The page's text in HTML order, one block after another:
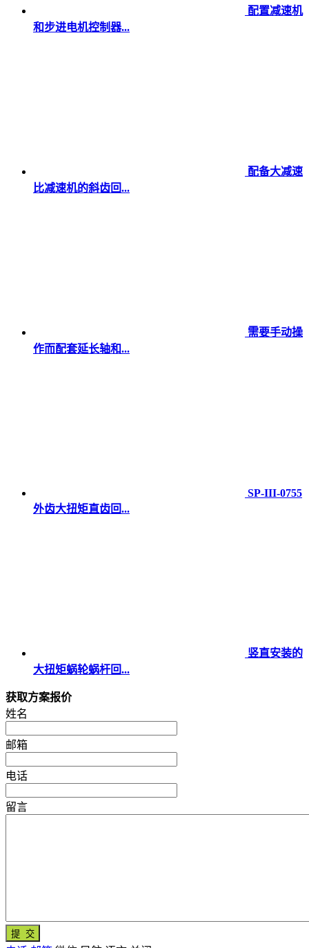
配置减速机
和步进电机控制器...
配备大减速
比减速机的斜齿回...
需要手动操
作而配套延长轴和...
SP-III-0755
外齿大扭矩直齿回...
竖直安装的
大扭矩蜗轮蜗杆回...
获取方案报价
姓名
邮箱
电话
留言